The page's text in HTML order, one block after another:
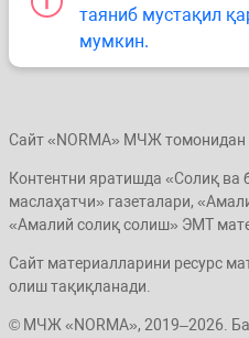
таяниб мустақил
мумкин.
Сайт «NORMA» МЧЖ томонидан
Контентни яратишда «Солиқ
маслаҳатчи» газеталари,
«Амалий солиқ солиш» ЭМТ
Сайт материалларини ресурс
олиш тақиқланади.
© МЧЖ «NORMA», 2019–2026.